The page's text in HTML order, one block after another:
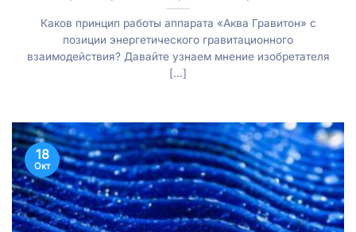
Каков принцип работы аппарата «Аква Гравитон» с
позиции энергетического гравитационного
взаимодействия? Давайте узнаем мнение изобретателя
[...]
18
Окт